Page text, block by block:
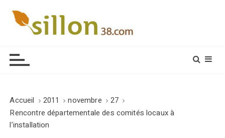
Accueil 2011 novembre
27
Rencontre départementale des comités locaux à
l’installation